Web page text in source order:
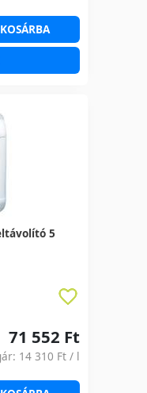
KOSÁRBA
5
71 552 Ft
14 310 Ft / l